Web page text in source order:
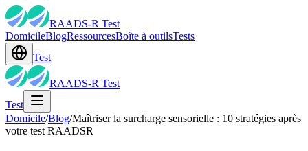
RAADS-R Test
DomicileBlogRessourcesBoîte à outilsTests
Test
RAADS-R Test
Test
Domicile/Blog/Maîtriser la surcharge sensorielle : 10 stratégies après
votre test RAADSR